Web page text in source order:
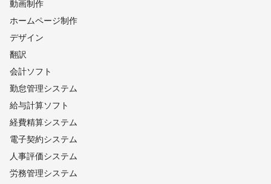
動画制作
ホームページ制作
デザイン
翻訳
会計ソフト
勤怠管理システム
給与計算ソフト
経費精算システム
電子契約システム
人事評価システム
労務管理システム